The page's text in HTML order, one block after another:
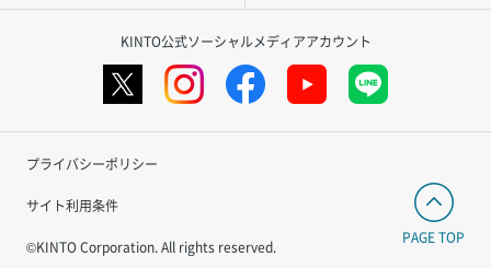
KINTO公式ソーシャルメディアアカウント
プライバシーポリシー
サイト利用条件
©KINTO Corporation. All rights reserved.
PAGE TOP